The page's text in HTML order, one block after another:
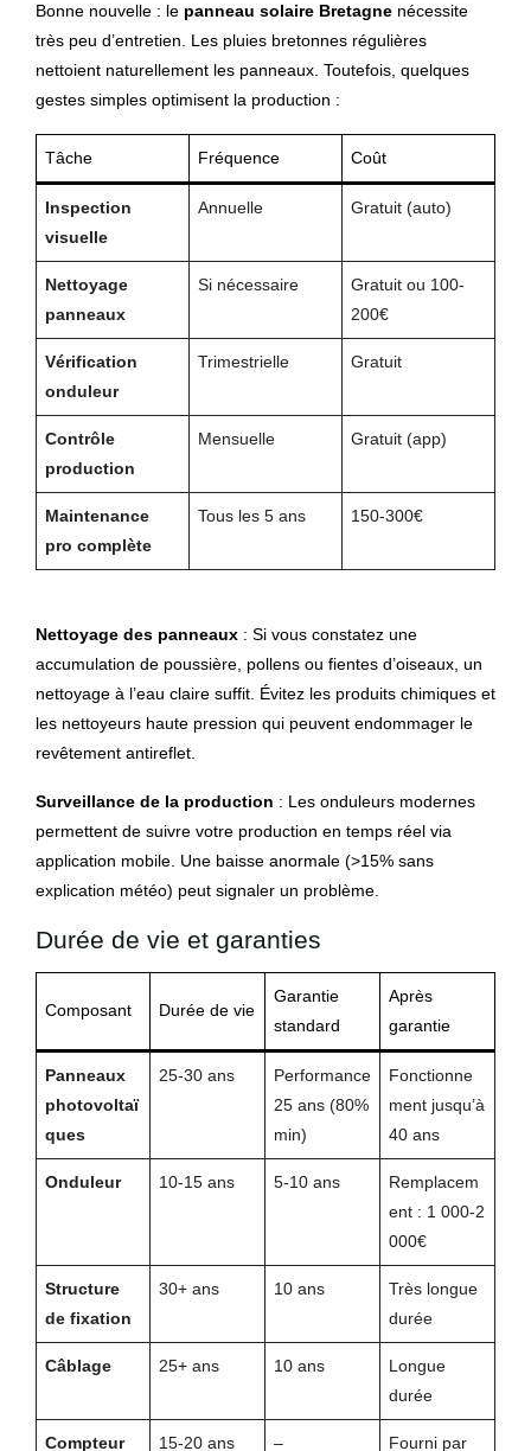
Bonne nouvelle : le panneau solaire Bretagne nécessite
très peu d’entretien. Les pluies bretonnes régulières
nettoient naturellement les panneaux. Toutefois, quelques
gestes simples optimisent la production :
Tâche Fréquence Coût
Inspection
visuelle
Annuelle Gratuit (auto)
Nettoyage
panneaux
Si nécessaire
Gratuit ou 100-
200€
Vérification
onduleur
Trimestrielle Gratuit
Contrôle
production
Mensuelle Gratuit (app)
Maintenance
pro complète
Tous les 5 ans 150-300€
Nettoyage des panneaux : Si vous constatez une
accumulation de poussière, pollens ou fientes d’oiseaux, un
nettoyage à l’eau claire suffit. Évitez les produits chimiques et
les nettoyeurs haute pression qui peuvent endommager le
revêtement antireflet.
Surveillance de la production : Les onduleurs modernes
permettent de suivre votre production en temps réel via
application mobile. Une baisse anormale (>15% sans
explication météo) peut signaler un problème.
Durée de vie et garanties
Composant Durée de vie
Garantie
standard
Après
garantie
Panneaux
photovoltaï
ques
25-30 ans
Performance
25 ans (80%
min)
Fonctionne
ment jusqu’à
40 ans
Onduleur 10-15 ans 5-10 ans
Remplacem
ent : 1 000-2
000€
Structure
de fixation
30+ ans 10 ans
Très longue
durée
Câblage 25+ ans 10 ans
Longue
durée
Compteur 15-20 ans –
Fourni par